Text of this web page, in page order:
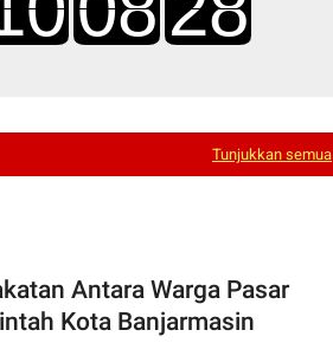
Tunjukkan semua
Antara Warga Pasar
Kota Banjarmasin